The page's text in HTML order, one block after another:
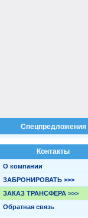
Спецпредложения
Контакты
О компании
ЗАБРОНИРОВАТЬ >>>
ЗАКАЗ ТРАНСФЕРА >>>
Обратная связь